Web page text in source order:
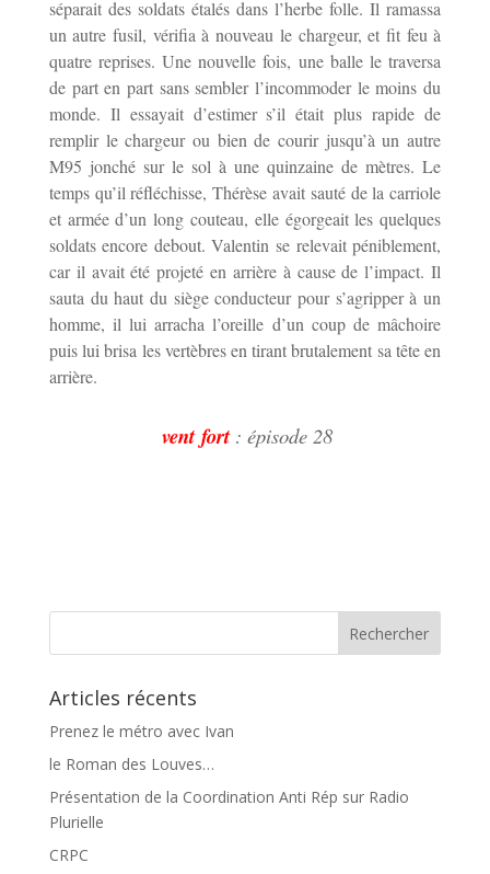
séparait des soldats étalés dans l’herbe folle. Il ramassa
un autre fusil, vérifia à nouveau le chargeur, et fit feu à
quatre reprises. Une nouvelle fois, une balle le traversa
de part en part sans sembler l’incommoder le moins du
monde. Il essayait d’estimer s’il était plus rapide de
remplir le chargeur ou bien de courir jusqu’à un autre
M95 jonché sur le sol à une quinzaine de mètres. Le
temps qu’il réfléchisse, Thérèse avait sauté de la carriole
et armée d’un long couteau, elle égorgeait les quelques
soldats encore debout. Valentin se relevait péniblement,
car il avait été projeté en arrière à cause de l’impact. Il
sauta du haut du siège conducteur pour s’agripper à un
homme, il lui arracha l’oreille d’un coup de mâchoire
puis lui brisa les vertèbres en tirant brutalement sa tête en
arrière.
vent fort: épisode 28
Articles récents
Prenez le métro avec Ivan
le Roman des Louves…
Présentation de la Coordination Anti Rép sur Radio
Plurielle
CRPC